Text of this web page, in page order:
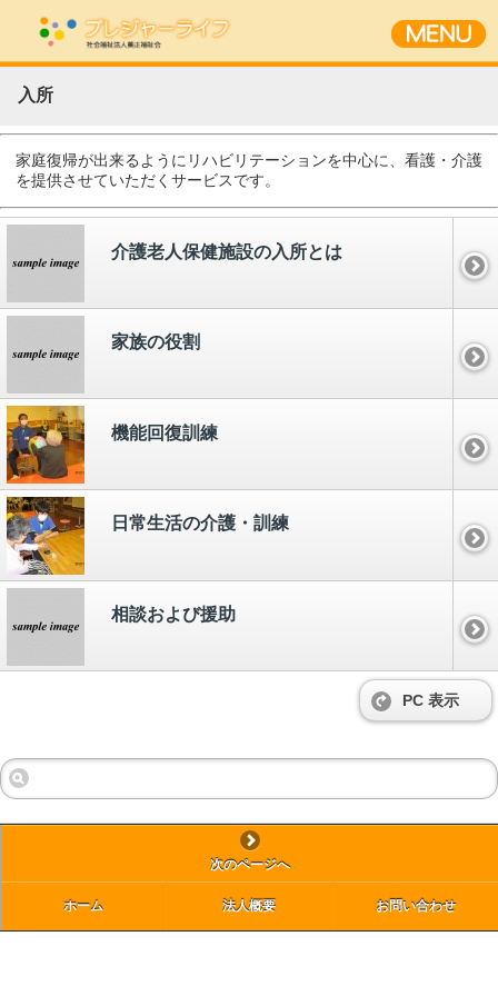
入所
家庭復帰が出来るようにリハビリテーションを中心に、看護・介護
を提供させていただくサービスです。
介護老人保健施設の入所とは
家族の役割
機能回復訓練
日常生活の介護・訓練
相談および援助
PC 表示
次のページへ
ホーム 法人概要 お問い合わせ